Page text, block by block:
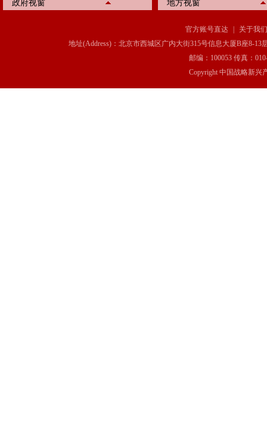
政府视窗 地方视窗
官方账号直达
关于我们
地址(Address)：北京市西城区广内大街315号信息大厦B座8-13
邮编：100053 传真：
Copyright 中国战略新兴